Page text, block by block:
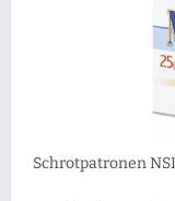
Schrotpatronen